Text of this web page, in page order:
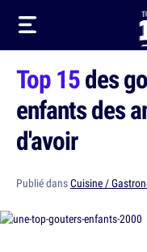
Top 15des
enfants des
d'avoir
Publié dansCuisine /